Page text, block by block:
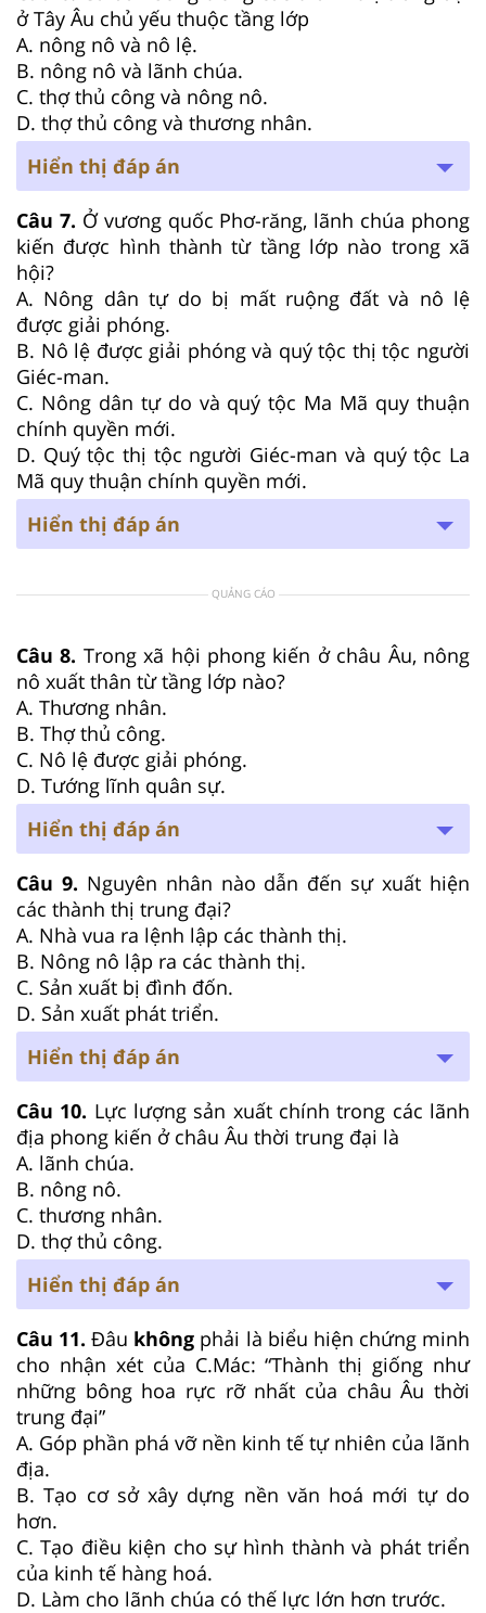
ở Tây Âu chủ yếu thuộc tầng lớp
A. nông nô và nô lệ.
B. nông nô và lãnh chúa.
C. thợ thủ công và nông nô.
D. thợ thủ công và thương nhân.
Hiển thị đáp án
Câu 7. Ở vương quốc Phơ-răng, lãnh chúa phong
kiến được hình thành từ tầng lớp nào trong xã
hội?
A. Nông dân tự do bị mất ruộng đất và nô lệ
được giải phóng.
B. Nô lệ được giải phóng và quý tộc thị tộc người
Giéc-man.
C. Nông dân tự do và quý tộc Ma Mã quy thuận
chính quyền mới.
D. Quý tộc thị tộc người Giéc-man và quý tộc La
Mã quy thuận chính quyền mới.
Hiển thị đáp án
QUẢNG CÁO
Câu 8. Trong xã hội phong kiến ở châu Âu, nông
nô xuất thân từ tầng lớp nào?
A. Thương nhân.
B. Thợ thủ công.
C. Nô lệ được giải phóng.
D. Tướng lĩnh quân sự.
Hiển thị đáp án
Câu 9. Nguyên nhân nào dẫn đến sự xuất hiện
các thành thị trung đại?
A. Nhà vua ra lệnh lập các thành thị.
B. Nông nô lập ra các thành thị.
C. Sản xuất bị đình đốn.
D. Sản xuất phát triển.
Hiển thị đáp án
Câu 10. Lực lượng sản xuất chính trong các lãnh
địa phong kiến ở châu Âu thời trung đại là
A. lãnh chúa.
B. nông nô.
C. thương nhân.
D. thợ thủ công.
Hiển thị đáp án
Câu 11. Đâu không phải là biểu hiện chứng minh
cho nhận xét của C.Mác: “Thành thị giống như
những bông hoa rực rỡ nhất của châu Âu thời
trung đại”
A. Góp phần phá vỡ nền kinh tế tự nhiên của lãnh
địa.
B. Tạo cơ sở xây dựng nền văn hoá mới tự do
hơn.
C. Tạo điều kiện cho sự hình thành và phát triển
của kinh tế hàng hoá.
D. Làm cho lãnh chúa có thế lực lớn hơn trước.